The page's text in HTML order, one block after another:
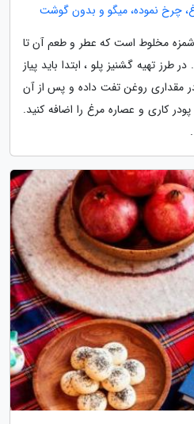
چرخ نموده، میگو و بدون گوشت
مخلوط است که عطر و طعم آن تا
طرز تهیه گشنیز پلو ، ابتدا باید پیاز
مقداری روغن تفت داده و پس از آن
کاری و عصاره مرغ را اضافه کنید.